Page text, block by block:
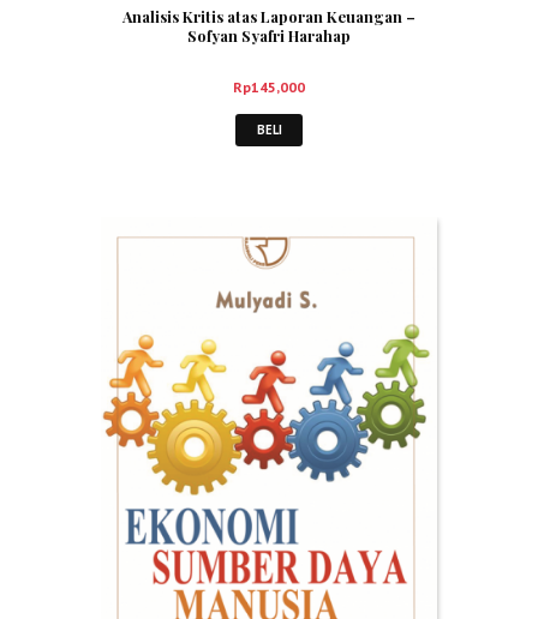
Analisis Kritis atas Laporan Keuangan –
Sofyan Syafri Harahap
Rp145,000
BELI